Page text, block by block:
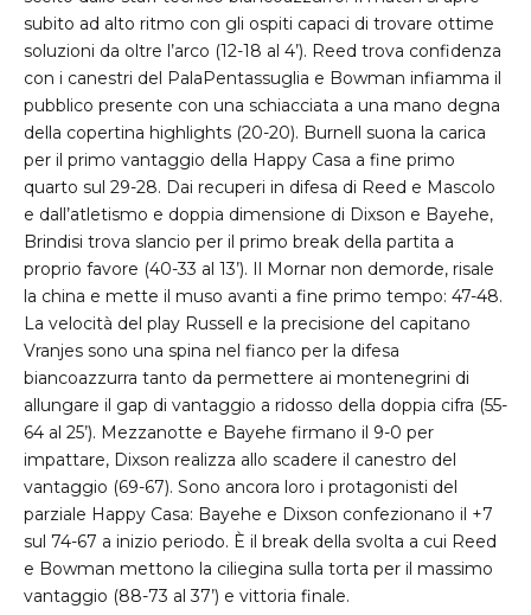
subito ad alto ritmo con gli ospiti capaci di trovare ottime
soluzioni da oltre l’arco (12-18 al 4’). Reed trova confidenza
con i canestri del PalaPentassuglia e Bowman infiamma il
pubblico presente con una schiacciata a una mano degna
della copertina highlights (20-20). Burnell suona la carica
per il primo vantaggio della Happy Casa a fine primo
quarto sul 29-28. Dai recuperi in difesa di Reed e Mascolo
e dall’atletismo e doppia dimensione di Dixson e Bayehe,
Brindisi trova slancio per il primo break della partita a
proprio favore (40-33 al 13’). Il Mornar non demorde, risale
la china e mette il muso avanti a fine primo tempo: 47-48.
La velocità del play Russell e la precisione del capitano
Vranjes sono una spina nel fianco per la difesa
biancoazzurra tanto da permettere ai montenegrini di
allungare il gap di vantaggio a ridosso della doppia cifra (55-
64 al 25’). Mezzanotte e Bayehe firmano il 9-0 per
impattare, Dixson realizza allo scadere il canestro del
vantaggio (69-67). Sono ancora loro i protagonisti del
parziale Happy Casa: Bayehe e Dixson confezionano il +7
sul 74-67 a inizio periodo. È il break della svolta a cui Reed
e Bowman mettono la ciliegina sulla torta per il massimo
vantaggio (88-73 al 37’) e vittoria finale.